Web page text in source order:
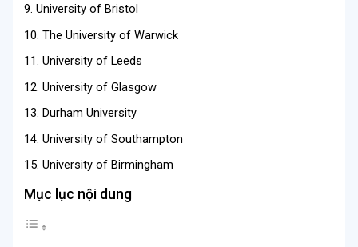
9. University of Bristol
10. The University of Warwick
11. University of Leeds
12. University of Glasgow
13. Durham University
14. University of Southampton
15. University of Birmingham
Mục lục nội dung